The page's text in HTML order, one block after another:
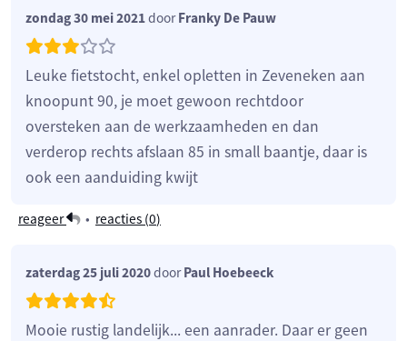
zondag 30 mei 2021doorFranky De Pauw
Leuke fietstocht, enkel opletten in Zeveneken aan
knoopunt 90, je moet gewoon rechtdoor
oversteken aan de werkzaamheden en dan
verderop rechts afslaan 85 in small baantje, daar is
ook een aanduiding kwijt
reageer • reacties (0)
zaterdag 25 juli 2020doorPaul Hoebeeck
Mooie rustig landelijk... een aanrader. Daar er geen